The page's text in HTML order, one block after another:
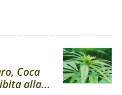
Coca
alla...